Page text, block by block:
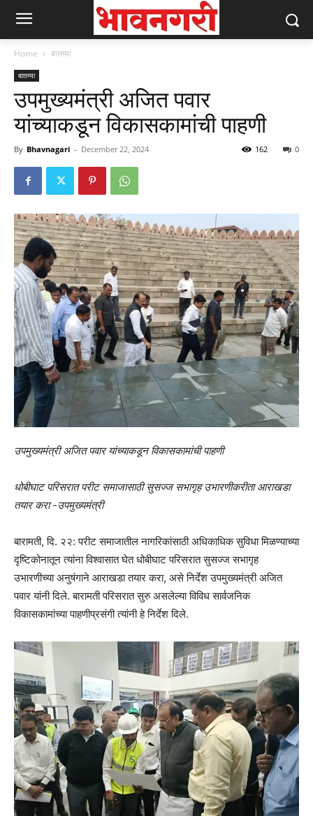
Home बातम्या
बातम्या
उपमुख्यमंत्री अजित पवार
यांच्याकडून विकासकामांची पाहणी
By Bhavnagari - December 22, 2024 0
162
उपमुख्यमंत्री अजित पवार यांच्याकडून विकासकामांची पाहणी
धोबीघाट परिसरात परीट समाजासाठी सुसज्ज सभागृह उभारणीकरीता आराखडा
तयार करा -उपमुख्यमंत्री
बारामती, दि. २२: परीट समाजातील नागरिकांसाठी अधिकाधिक सुविधा मिळण्याच्या
दृष्टिकोनातून त्यांना विश्वासात घेत धोबीघाट परिसरात सुसज्ज सभागृह
उभारणीच्या अनुषंगाने आराखडा तयार करा, असे निर्देश उपमुख्यमंत्री अजित
पवार यांनी दिले. बारामती परिसरात सुरु असलेल्या विविध सार्वजनिक
विकासकामांच्या पाहणीप्रसंगी त्यांनी हे निर्देश दिले.